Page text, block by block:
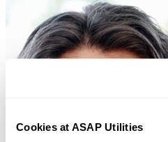
Cookies at ASAP Utilities